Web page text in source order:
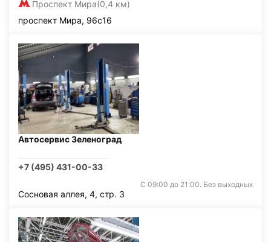
Проспект Мира(0,4 км)
проспект Мира, 96с16
Автосервис Зеленоград
+7 (495) 431-00-33
С 09:00 до 21:00. Без выходных
Сосновая аллея, 4, стр. 3